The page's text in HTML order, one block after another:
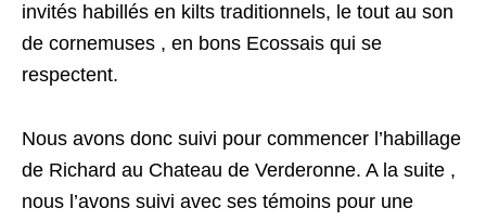
invités habillés en kilts traditionnels, le tout au son
de cornemuses , en bons Ecossais qui se
respectent.
Nous avons donc suivi pour commencer l’habillage
de Richard au Chateau de Verderonne. A la suite ,
nous l’avons suivi avec ses témoins pour une